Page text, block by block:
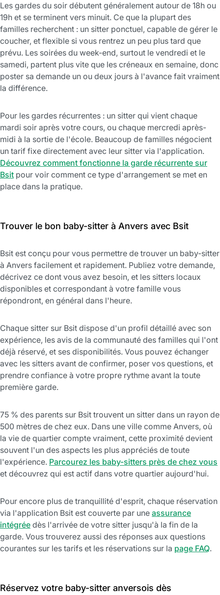
Les gardes du soir débutent généralement autour de 18h ou
19h et se terminent vers minuit. Ce que la plupart des
familles recherchent : un sitter ponctuel, capable de gérer le
coucher, et flexible si vous rentrez un peu plus tard que
prévu. Les soirées du week-end, surtout le vendredi et le
samedi, partent plus vite que les créneaux en semaine, donc
poster sa demande un ou deux jours à l'avance fait vraiment
la différence.
Pour les gardes récurrentes : un sitter qui vient chaque
mardi soir après votre cours, ou chaque mercredi après-
midi à la sortie de l'école. Beaucoup de familles négocient
un tarif fixe directement avec leur sitter via l'application.
Découvrez comment fonctionne la garde récurrente sur
Bsit pour voir comment ce type d'arrangement se met en
place dans la pratique.
Trouver le bon baby-sitter à Anvers avec Bsit
Bsit est conçu pour vous permettre de trouver un baby-sitter
à Anvers facilement et rapidement. Publiez votre demande,
décrivez ce dont vous avez besoin, et les sitters locaux
disponibles et correspondant à votre famille vous
répondront, en général dans l'heure.
Chaque sitter sur Bsit dispose d'un profil détaillé avec son
expérience, les avis de la communauté des familles qui l'ont
déjà réservé, et ses disponibilités. Vous pouvez échanger
avec les sitters avant de confirmer, poser vos questions, et
prendre confiance à votre propre rythme avant la toute
première garde.
75 % des parents sur Bsit trouvent un sitter dans un rayon de
500 mètres de chez eux. Dans une ville comme Anvers, où
la vie de quartier compte vraiment, cette proximité devient
souvent l'un des aspects les plus appréciés de toute
l'expérience. Parcourez les baby-sitters près de chez vous
et découvrez qui est actif dans votre quartier aujourd'hui.
Pour encore plus de tranquillité d'esprit, chaque réservation
via l'application Bsit est couverte par une assurance
intégrée dès l'arrivée de votre sitter jusqu'à la fin de la
garde. Vous trouverez aussi des réponses aux questions
courantes sur les tarifs et les réservations sur la page FAQ.
Réservez votre baby-sitter anversois dès